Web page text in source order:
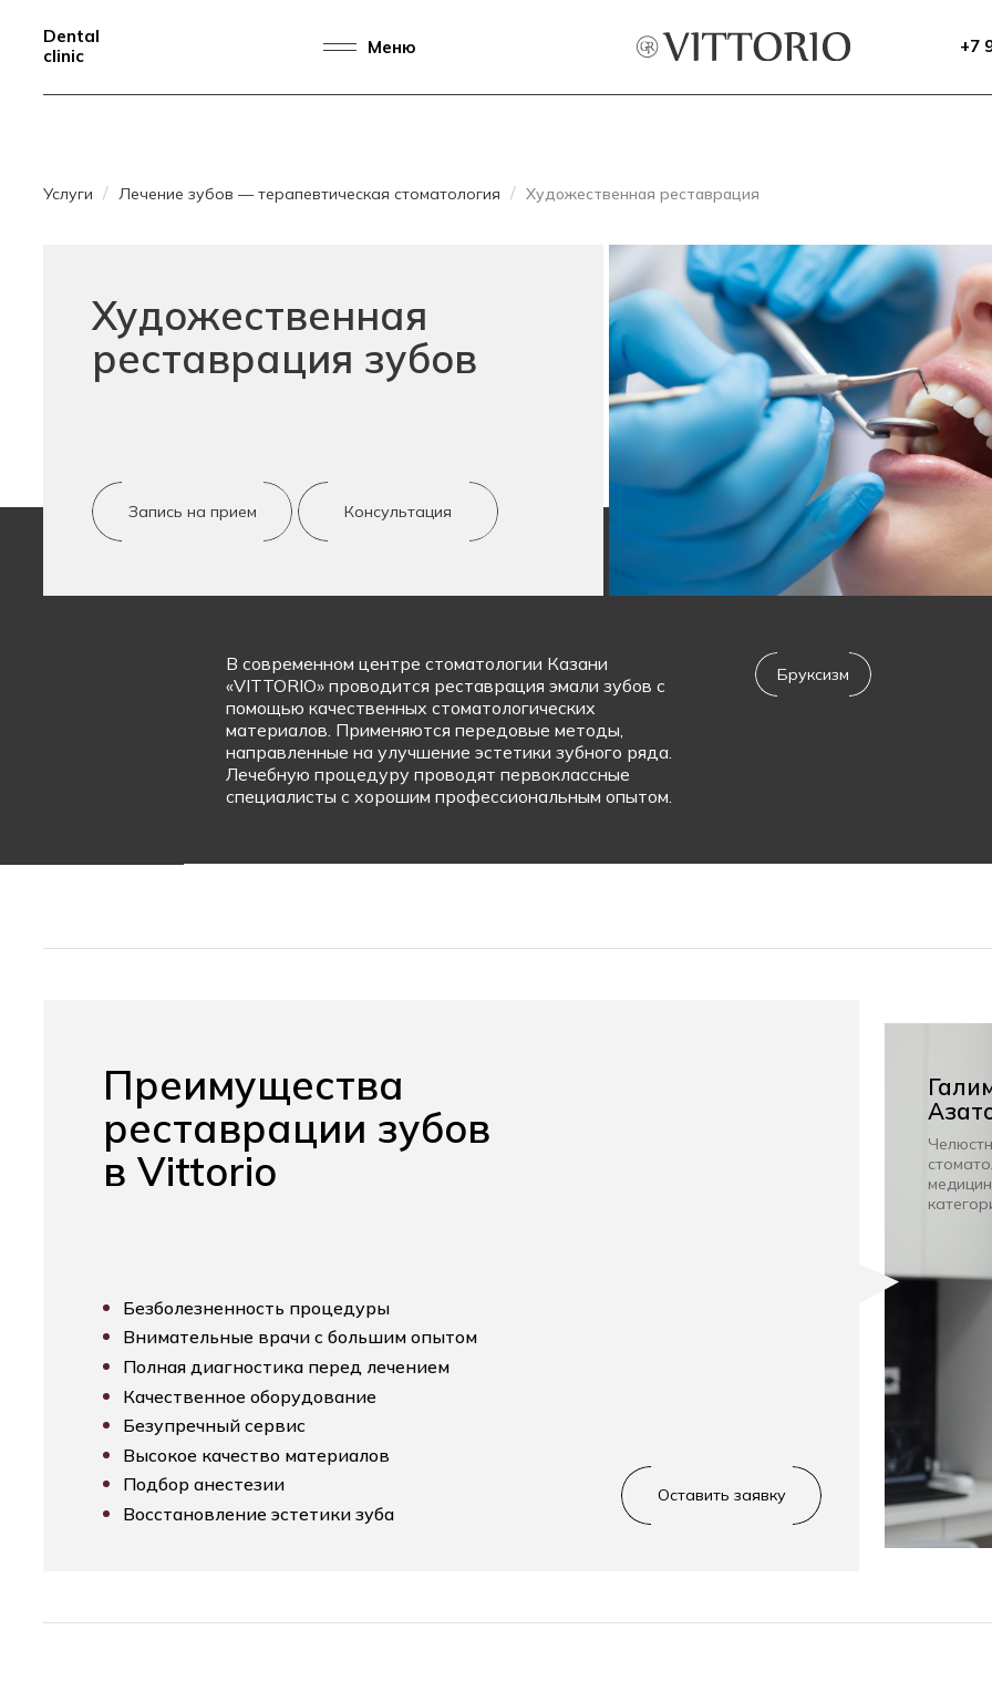
Dental
clinic
Меню +7
Услуги Лечение зубов — терапевтическая стоматология Художественная реставрация
Художественная
реставрация зубов
Запись на прием Консультация
В современном центре стоматологии Казани
«VITTORIO» проводится реставрация эмали зубов с
помощью качественных стоматологических
материалов. Применяются передовые методы,
направленные на улучшение эстетики зубного ряда.
Лечебную процедуру проводят первоклассные
специалисты с хорошим профессиональным опытом.
Бруксизм
Преимущества
реставрации зубов
в Vittorio
Безболезненность процедуры
Внимательные врачи с большим опытом
Полная диагностика перед лечением
Качественное оборудование
Безупречный сервис
Высокое качество материалов
Подбор анестезии
Восстановление эстетики зуба
Оставить заявку